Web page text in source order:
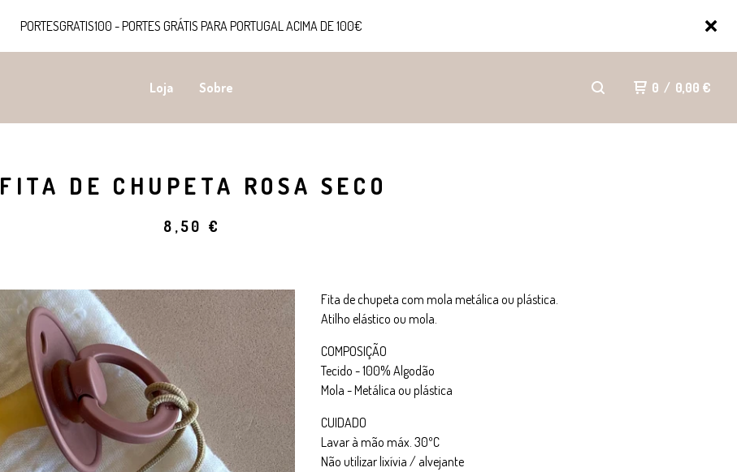
PORTESGRATIS100 - PORTES GRÁTIS PARA PORTUGAL ACIMA DE 100€
Loja Sobre 0 / 0,00 €
FITA DE CHUPETA ROSA SECO
8,50 €
Fita de chupeta com mola metálica ou plástica.
Atilho elástico ou mola.
COMPOSIÇÃO
Tecido - 100% Algodão
Mola - Metálica ou plástica
CUIDADO
Lavar à mão máx. 30ºC
Não utilizar lixívia / alvejante